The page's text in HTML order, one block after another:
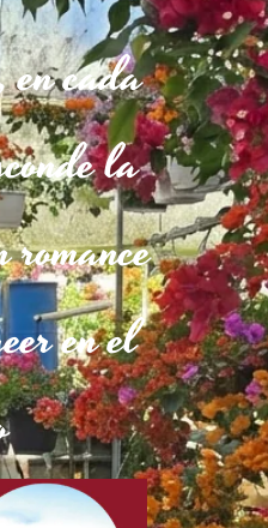
cada
la
romance
en el